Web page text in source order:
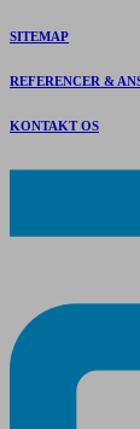
SITEMAP
REFERENCER &
KONTAKT OS